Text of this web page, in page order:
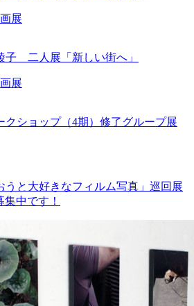
展
二人展「新しい街へ」
展
クショップ（4期）修了グループ展
うと大好きなフィルム写真」巡回展
中です！